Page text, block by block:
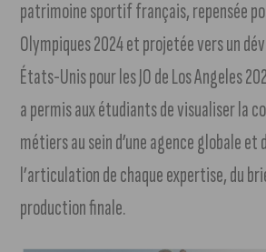
patrimoine sportif français, repensée
Olympiques 2024 et projetée vers un
États-Unis pour les JO de Los Angeles
a permis aux étudiants de visualiser la
métiers au sein d’une agence globale et
l’articulation de chaque expertise, du
production finale.